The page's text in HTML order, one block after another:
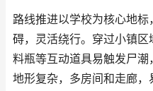
路线推进以学校为核心地
碍，灵活绕行。穿过小镇
料瓶等互动道具易触发尸
地形复杂，多房间和走廊